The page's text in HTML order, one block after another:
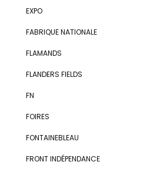
EXPO
FABRIQUE NATIONALE
FLAMANDS
FLANDERS FIELDS
FN
FOIRES
FONTAINEBLEAU
FRONT INDÉPENDANCE